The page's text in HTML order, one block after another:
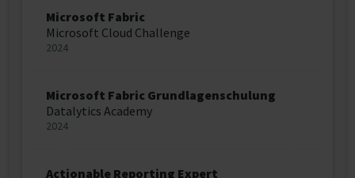
Microsoft Fabric
Microsoft Cloud Challenge
2024
Microsoft Fabric Grundlagenschulung
Datalytics Academy
2024
Actionable Reporting Expert